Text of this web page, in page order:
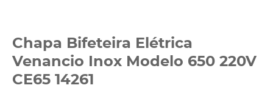
Chapa Bifeteira Elétrica
Venancio Inox Modelo 650 220V
CE65 14261